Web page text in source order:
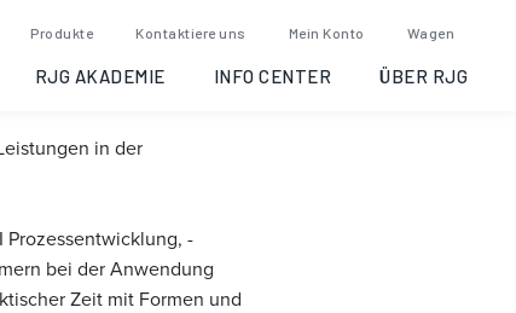
Produkte Kontaktiere uns Mein Konto Wagen
RJG AKADEMIE INFO CENTER ÜBER RJG
in der
Prozessentwicklung, -
bei der Anwendung
Zeit mit Formen und